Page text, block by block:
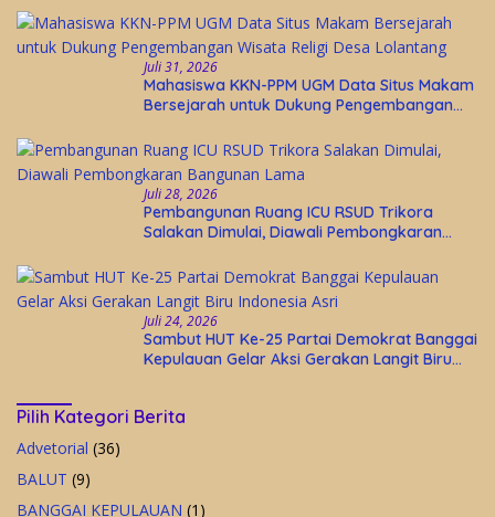
Juli 31, 2026
Mahasiswa KKN-PPM UGM Data Situs Makam
Bersejarah untuk Dukung Pengembangan
Juli 28, 2026
Pembangunan Ruang ICU RSUD Trikora
Salakan Dimulai, Diawali Pembongkaran
Juli 24, 2026
Sambut HUT Ke-25 Partai Demokrat Banggai
Kepulauan Gelar Aksi Gerakan Langit Biru
Pilih Kategori Berita
Advetorial (36)
BALUT (9)
BANGGAI KEPULAUAN (1)